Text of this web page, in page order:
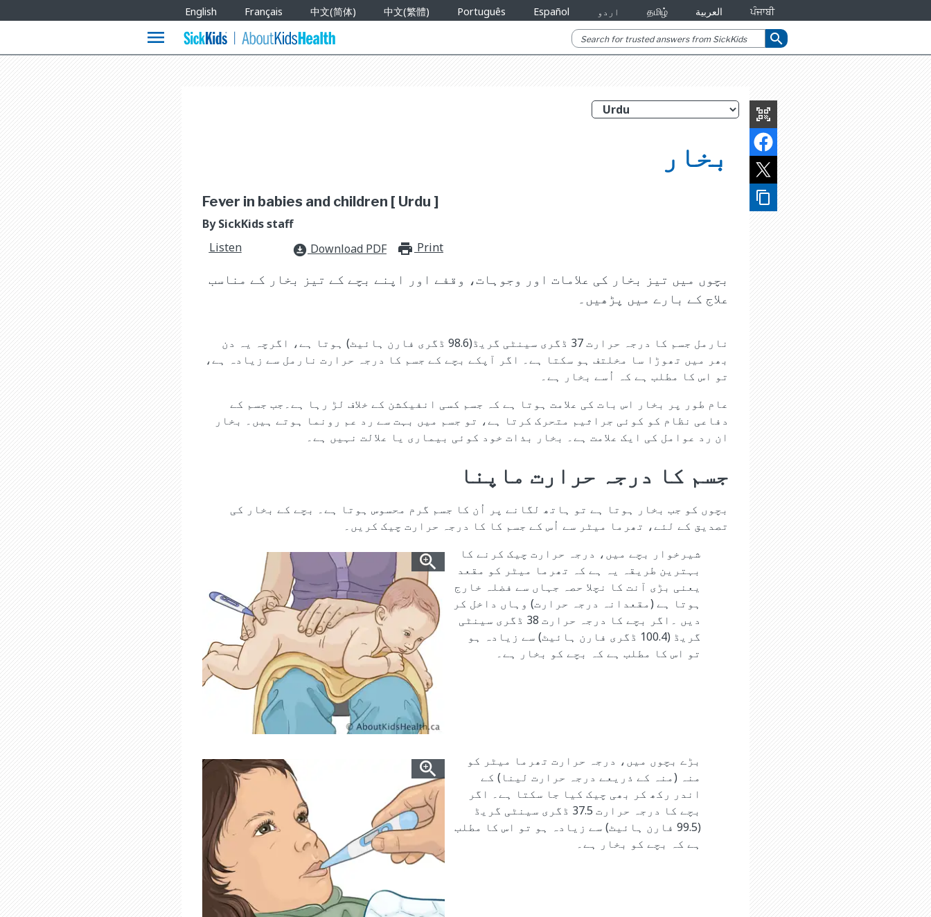
Languages
English Français 中文(简体) 中文(繁體) Português Español اردو தமிழ் العربية ਪੰਜਾਬੀ
menu search
qr_code_scanner
content_copy
بخار
Fever in babies and children [ Urdu ]
By SickKids staff
Listen
download_for_offline Download PDF print_for_offline
Print
بچوں میں تیز بخار کی علامات اور وجوہات، وقفے اور اپنے بچے کے تیز بخار کے مناسب
علاج کے بارے میں پڑھیں۔
نارمل جسم کا درجہ حرارت 37 ڈگری سینٹی گریڈ(98.6 ڈگری فارن ہائیٹ) ہوتا ہے، اگرچہ یہ دن
بھر میں تھوڑا سا مخلتف ہو سکتا ہے۔ اگر آپکے بچے کے جسم کا درجہ حرارت نارمل سے زیادہ ہے،
تو اس کا مطلب ہے کہ اُسے بخار ہے۔
عام طور پر بخار اس بات کی علامت ہوتا ہے کہ جسم کسی انفیکشن کے خلاف لڑ رہا ہے۔جب جسم کے
دفاعی نظام کو کوئی جراثیم متحرک کرتا ہے، تو جسم میں بہت سے رد عم رونما ہوتے ہیں۔ بخار
ان رد عوامل کی ایک علامت ہے۔ بخار بذات خود کوئی بیماری یا علالت نہیں ہے۔
جسم کا درجہ حرارت ماپنا
بچوں کو جب بخار ہوتا ہے تو ہاتھ لگانے پر اُن کا جسم گرم محسوس ہوتا ہے۔ بچے کے بخار کی
تصدیق کے لئے، تھرما میٹر سے اُس کے جسم کا کا درجہ حرارت چیک کریں۔
شیرخوار بچے میں، درجہ حرارت چیک کرنے کا
بہترین طریقہ یہ ہے کہ تھرما میٹر کو مقعد
یعنی بڑی آنت کا نچلا حصہ جہاں سے فضلہ خارج
ہوتا ہے (مقعدانہ درجہ حرارت) وہاں داخل کر
دیں ۔اگر بچے کا درجہ حرارت 38 ڈگری سینٹی
گریڈ (100.4 ڈگری فارن ہائیٹ) سے زیادہ ہو
تو اس کا مطلب ہے کہ بچے کو بخار ہے۔
بڑے بچوں میں، درجہ حرارت تھرما میٹر کو
منہ (منہ کے ذریعے درجہ حرارت لینا) کے
اندر رکھ کر بھی چیک کیا جا سکتا ہے۔ اگر
بچے کا درجہ حرارت 37.5 ڈگری سینٹی گریڈ
(99.5 فارن ہائیٹ) سے زیادہ ہو تو اس کا مطلب
ہے کہ بچے کو بخار ہے۔